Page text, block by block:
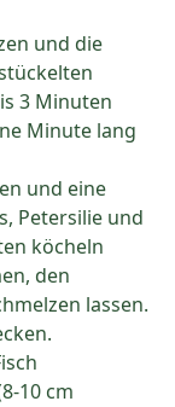
und die
3 Minuten
Minute lang
und eine
Petersilie und
köcheln
den
lassen.
10 cm